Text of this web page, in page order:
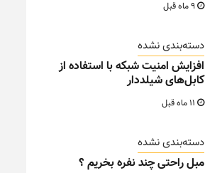
دسته‌بندی نشده
افزایش امنیت شبکه با استفاده از
کابل‌های شیلددار
دسته‌بندی نشده
مبل راحتی چند نفره بخریم ؟